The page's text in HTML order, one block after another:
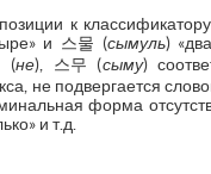
к
и 스물 (сымуль)
(не), 스무 (сыму)
не подвергается
форма
и т.д.